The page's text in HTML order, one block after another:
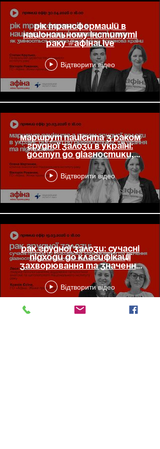
Рік трансформацій в
Національному інституті
раку #АфінаLIVE
Відтворити відео
Маршрут пацієнта з раком
грудної залози в Україні:
доступ до діагностики,
лікування та підтримки
Відтворити відео
Рак грудної залози: сучасні
підходи до класифікації
захворювання та значення
діагностики #АфінаLIVE
Відтворити відео